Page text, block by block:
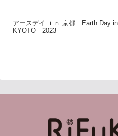
アースデイ ｉｎ 京都 Earth Day in
KYOTO 2023